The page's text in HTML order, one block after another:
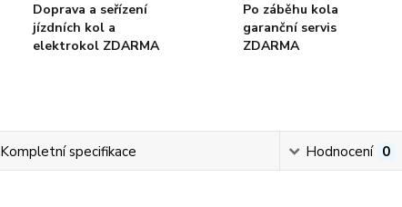
Doprava a seřízení
jízdních kol a
elektrokol ZDARMA
Po záběhu kola
garanční servis
ZDARMA
Kompletní specifikace Hodnocení 0